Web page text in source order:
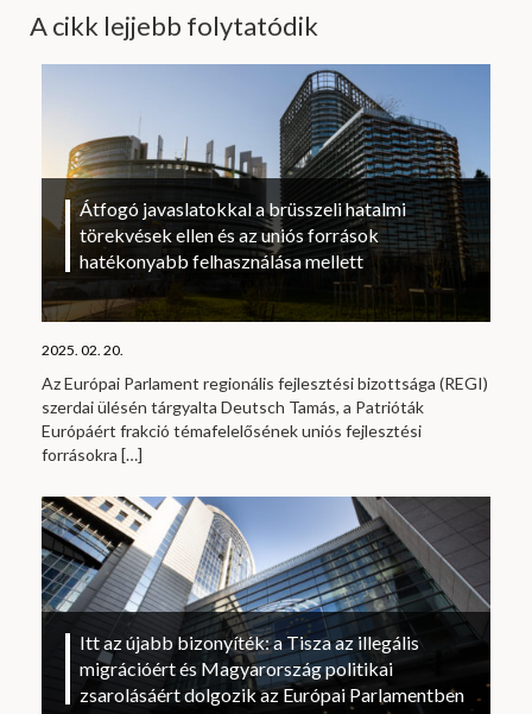
A cikk lejjebb folytatódik
Átfogó javaslatokkal a brüsszeli hatalmi
törekvések ellen és az uniós források
hatékonyabb felhasználása mellett
2025. 02. 20.
Az Európai Parlament regionális fejlesztési bizottsága (REGI)
szerdai ülésén tárgyalta Deutsch Tamás, a Patrióták
Európáért frakció témafelelősének uniós fejlesztési
forrásokra […]
Itt az újabb bizonyíték: a Tisza az illegális
migrációért és Magyarország politikai
zsarolásáért dolgozik az Európai Parlamentben